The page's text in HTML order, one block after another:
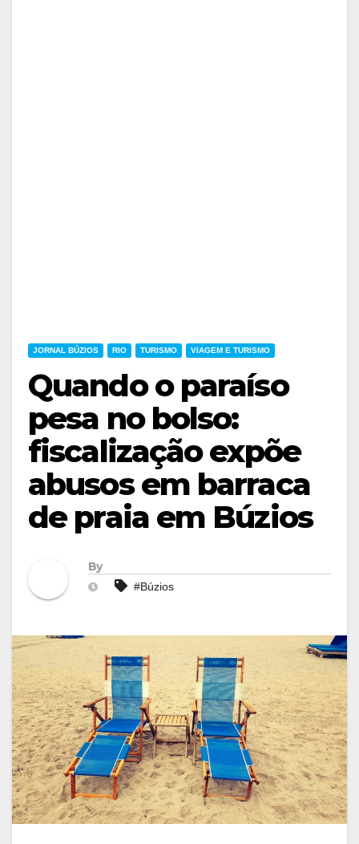
JORNAL BÚZIOS RIO TURISMO VIAGEM E TURISMO
Quando o paraíso
pesa no bolso:
fiscalização expõe
abusos em barraca
de praia em Búzios
By
#Búzios